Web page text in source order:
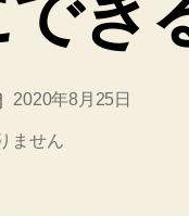
2020年8月25日
ません